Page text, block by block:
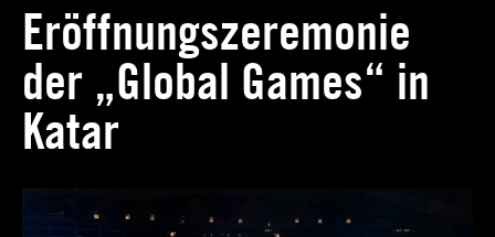
Schlagwortarchiv:
Eröffnungsshow
Eröffnungszeremonie
der „Global Games“ in
Katar